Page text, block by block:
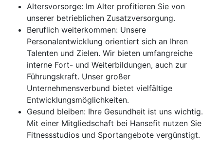
Altersvorsorge: Im Alter profitieren Sie von
unserer betrieblichen Zusatzversorgung.
Beruflich weiterkommen: Unsere
Personalentwicklung orientiert sich an Ihren
Talenten und Zielen. Wir bieten umfangreiche
interne Fort- und Weiterbildungen, auch zur
Führungskraft. Unser großer
Unternehmensverbund bietet vielfältige
Entwicklungsmöglichkeiten.
Gesund bleiben: Ihre Gesundheit ist uns wichtig.
Mit einer Mitgliedschaft bei Hansefit nutzen Sie
Fitnessstudios und Sportangebote vergünstigt.